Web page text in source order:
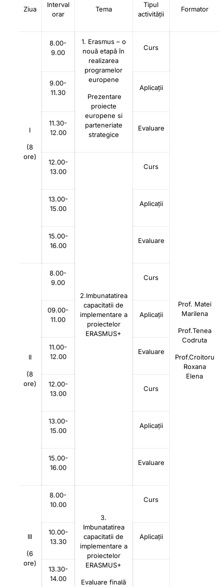
Ziua
Interval
orar
Tema
Tipul
activității
Formator
I
(8
ore)
8.00-
9.00
1. Erasmus – o
nouă etapă în
realizarea
programelor
europene
Prezentare
proiecte
europene si
parteneriate
strategice
Curs
Prof. Matei
Marilena
Prof.Tenea
Codruta
Prof.Croitoru
Roxana
Elena
9.00-
11.30
Aplicații
11.30-
12.00
Evaluare
12.00-
13.00
2.Imbunatatirea
capacitatii de
implementare a
proiectelor
ERASMUS+
Curs
13.00-
15.00
Aplicații
15.00-
16.00
Evaluare
II
(8
ore)
8.00-
9.00
Curs
09.00-
11.00
Aplicații
11.00-
12.00
Evaluare
12.00-
13.00
Curs
13.00-
15.00
Aplicații
15.00-
16.00
Evaluare
III
(6
ore)
8.00-
10.00
3.
Imbunatatirea
capacitatii de
implementare a
proiectelor
ERASMUS+
Evaluare finală
Curs
10.00-
13.30
Aplicații
13.30-
14.00